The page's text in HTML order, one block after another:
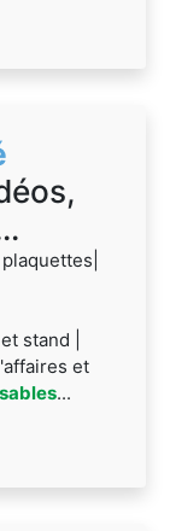
stand |
et
...